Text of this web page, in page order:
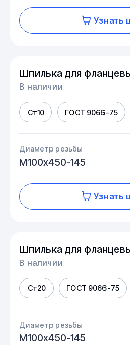
Узнать
Шпилька для
В наличии
Ст10 ГОСТ 9066-75
Диаметр резьбы
М100х450-145
Узнать
Шпилька для
В наличии
Ст20 ГОСТ 9066-75
Диаметр резьбы
М100х450-145